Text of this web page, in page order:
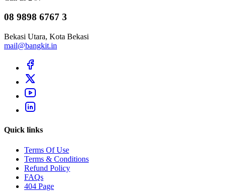
08 9898 6767 3
Bekasi Utara, Kota Bekasi
mail@bangkit.in
Quick links
Terms Of Use
Terms & Conditions
Refund Policy
FAQs
404 Page